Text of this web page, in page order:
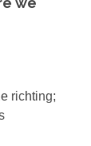
richting;